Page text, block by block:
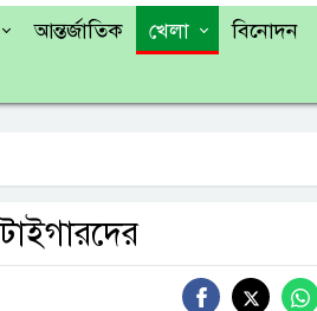
আন্তর্জাতিক খেলা বিনোদন